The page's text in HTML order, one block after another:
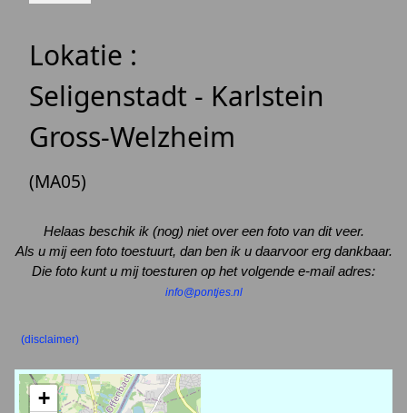
Lokatie :
Seligenstadt - Karlstein
Gross-Welzheim
(MA05)
Helaas beschik ik (nog) niet over een foto van dit veer.
Als u mij een foto toestuurt, dan ben ik u daarvoor erg dankbaar.
Die foto kunt u mij toesturen op het volgende e-mail adres:
info@pontjes.nl
(disclaimer)
+